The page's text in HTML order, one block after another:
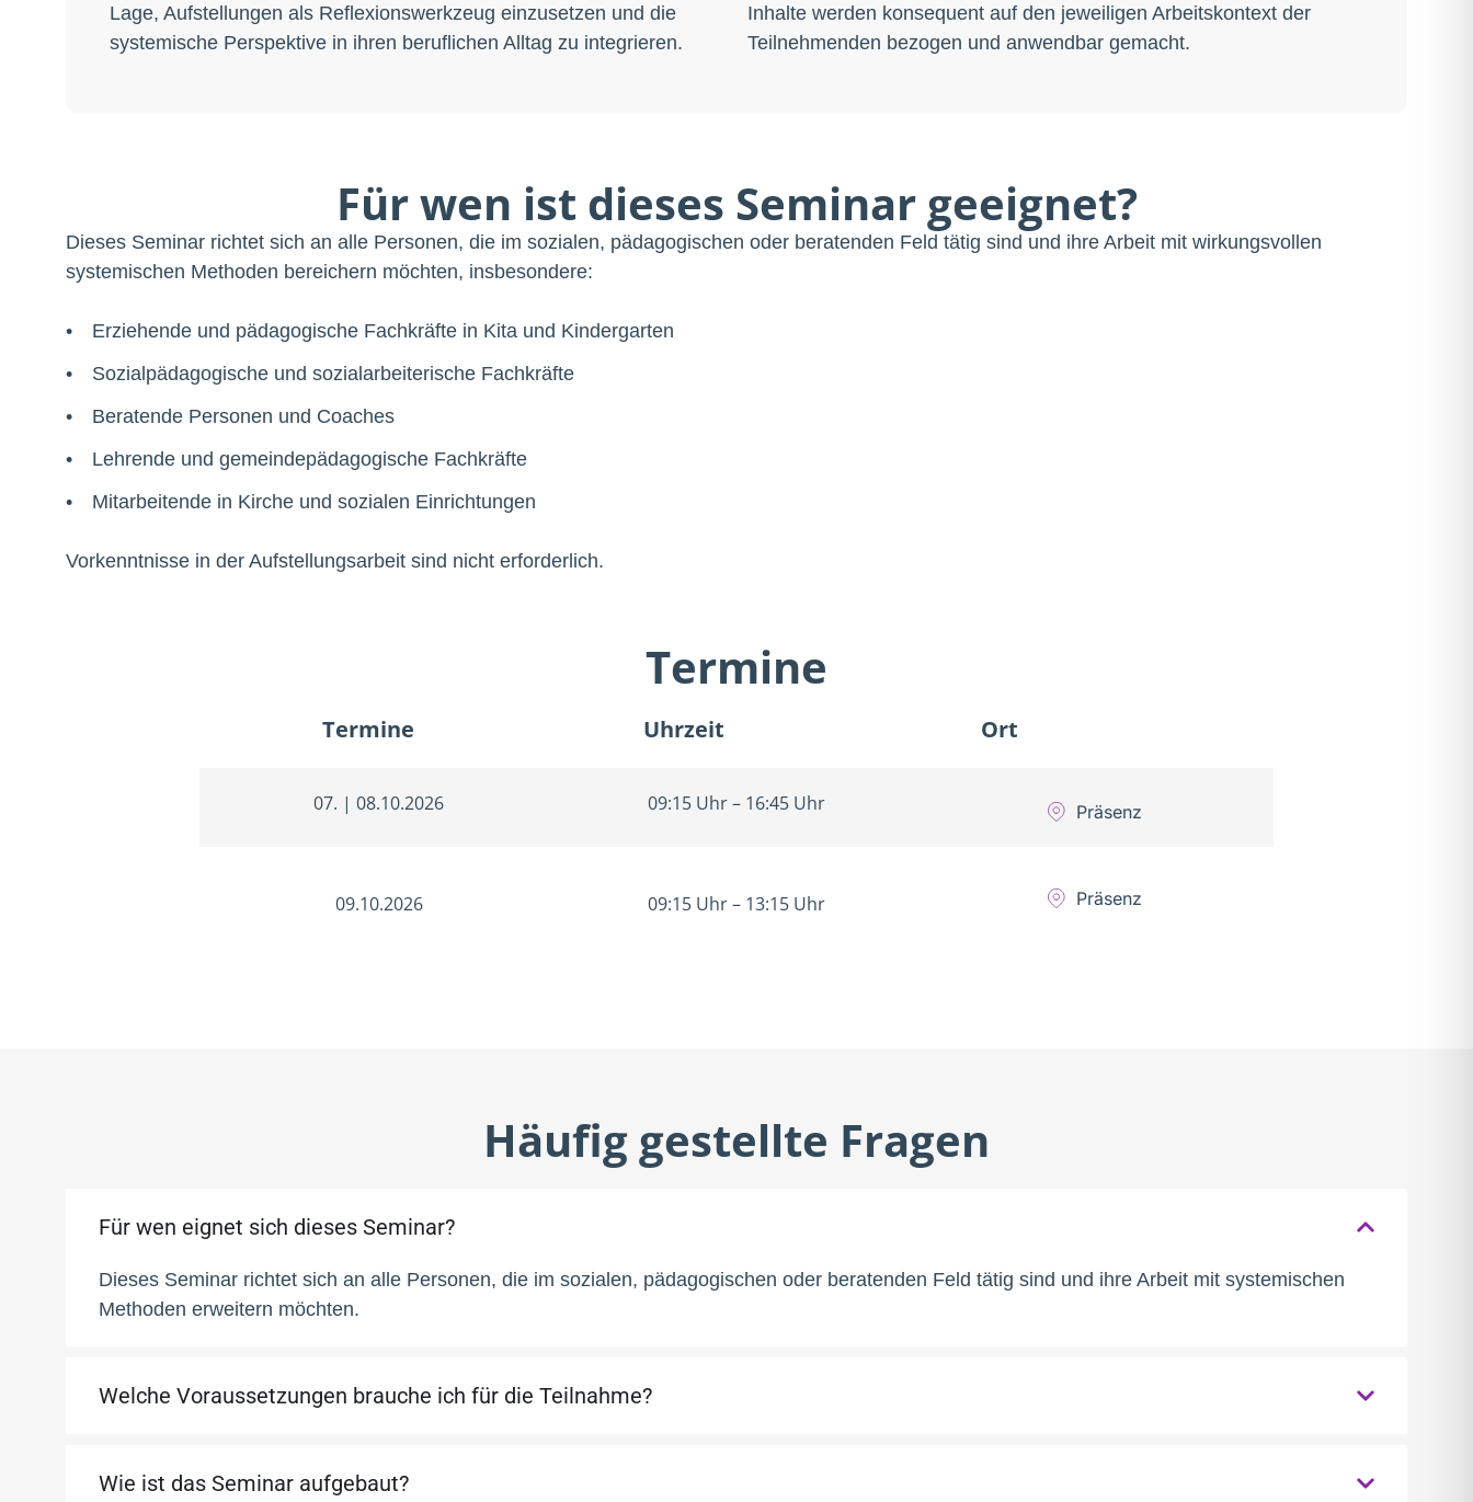
Lage, Aufstellungen als Reflexionswerkzeug einzusetzen und die
systemische Perspektive in ihren beruflichen Alltag zu integrieren.
Inhalte werden konsequent auf den jeweiligen Arbeitskontext der
Teilnehmenden bezogen und anwendbar gemacht.
Für wen ist dieses Seminar geeignet?
Dieses Seminar richtet sich an alle Personen, die im sozialen, pädagogischen oder beratenden Feld tätig sind und ihre Arbeit mit wirkungsvollen
systemischen Methoden bereichern möchten, insbesondere:
Erziehende und pädagogische Fachkräfte in Kita und Kindergarten
Sozialpädagogische und sozialarbeiterische Fachkräfte
Beratende Personen und Coaches
Lehrende und gemeindepädagogische Fachkräfte
Mitarbeitende in Kirche und sozialen Einrichtungen
Vorkenntnisse in der Aufstellungsarbeit sind nicht erforderlich.
Termine
Termine Uhrzeit Ort
07. | 08.10.2026 09:15 Uhr – 16:45 Uhr Präsenz
09.10.2026 09:15 Uhr – 13:15 Uhr Präsenz
Häufig gestellte Fragen
Für wen eignet sich dieses Seminar?
Dieses Seminar richtet sich an alle Personen, die im sozialen, pädagogischen oder beratenden Feld tätig sind und ihre Arbeit mit systemischen
Methoden erweitern möchten.
Welche Voraussetzungen brauche ich für die Teilnahme?
Wie ist das Seminar aufgebaut?